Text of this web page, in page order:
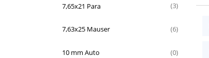
7,65x21 Para (3)
7,63x25 Mauser (6)
10 mm Auto (0)